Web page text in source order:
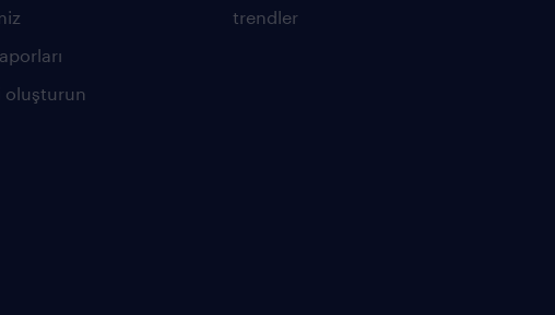
oluşturun
trendler